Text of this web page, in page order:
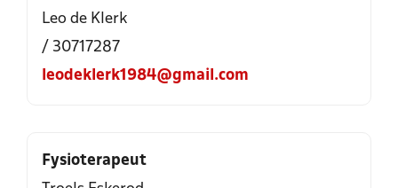
Leo de Klerk
/ 30717287
leodeklerk1984@gmail.com
Fysioterapeut